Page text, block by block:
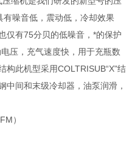
噪音低，震动低，冷却效果
仅有75分贝的低噪音，*的保护
压，充气速度快，用于充瓶数
构此机型采用COLTRISUB“X"结
中间和末级冷却器，油泵润滑，
）